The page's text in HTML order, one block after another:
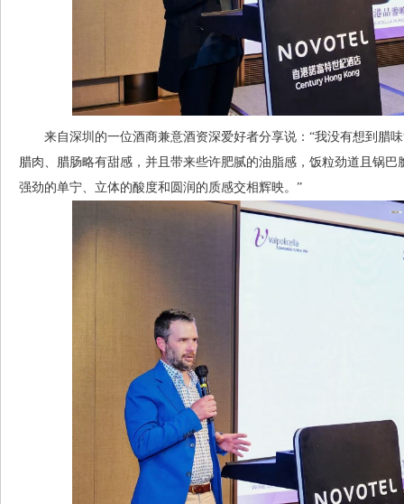
来自深圳的一位酒商兼意酒资深爱好者分享说：“我没有想到腊
腊肉、腊肠略有甜感，并且带来些许肥腻的油脂感，饭粒劲道且锅
强劲的单宁、立体的酸度和圆润的质感交相辉映。”